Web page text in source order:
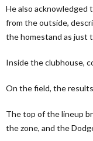
He also acknowledged
from the outside,
the homestand as just
Inside the clubhouse,
On the field, the
The top of the lineup
the zone, and the